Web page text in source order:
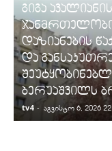
გიგა
დაზიანების
და
ბერუაშვილს
tv4 - აგვისტო 6, 2026